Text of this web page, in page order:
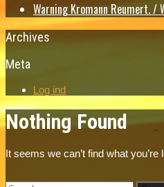
Warning Kromann Reumert. /
Archives
Meta
Log ind
Nothing Found
It seems we can’t find what